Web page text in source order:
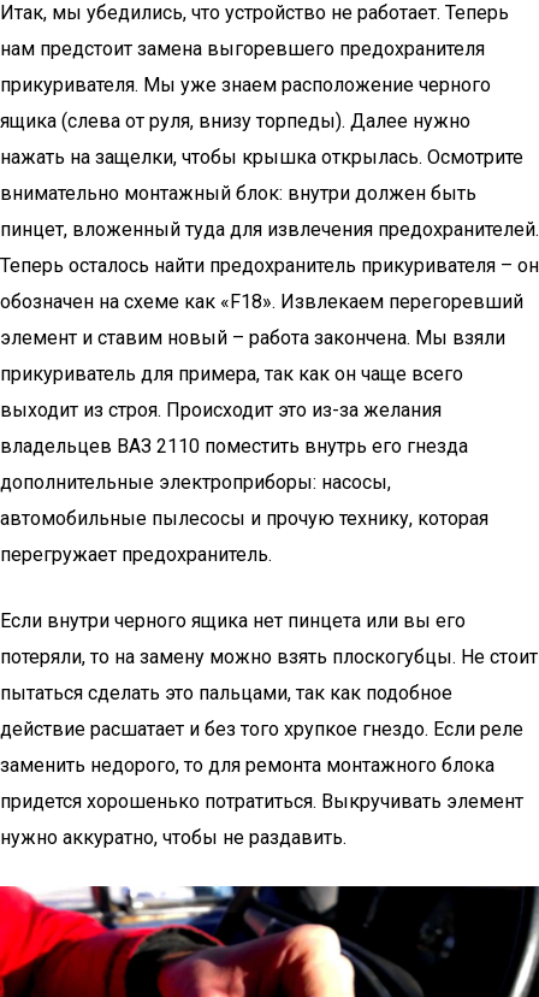
Итак, мы убедились, что устройство не работает. Теперь
нам предстоит замена выгоревшего предохранителя
прикуривателя. Мы уже знаем расположение черного
ящика (слева от руля, внизу торпеды). Далее нужно
нажать на защелки, чтобы крышка открылась. Осмотрите
внимательно монтажный блок: внутри должен быть
пинцет, вложенный туда для извлечения предохранителей.
Теперь осталось найти предохранитель прикуривателя – он
обозначен на схеме как «F18». Извлекаем перегоревший
элемент и ставим новый – работа закончена. Мы взяли
прикуриватель для примера, так как он чаще всего
выходит из строя. Происходит это из-за желания
владельцев ВАЗ 2110 поместить внутрь его гнезда
дополнительные электроприборы: насосы,
автомобильные пылесосы и прочую технику, которая
перегружает предохранитель.
Если внутри черного ящика нет пинцета или вы его
потеряли, то на замену можно взять плоскогубцы. Не стоит
пытаться сделать это пальцами, так как подобное
действие расшатает и без того хрупкое гнездо. Если реле
заменить недорого, то для ремонта монтажного блока
придется хорошенько потратиться. Выкручивать элемент
нужно аккуратно, чтобы не раздавить.